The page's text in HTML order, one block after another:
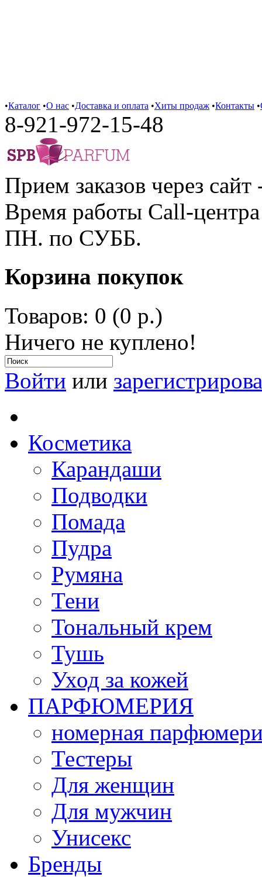
•Каталог •О нас •Доставка и оплата •Хиты продаж •Контакты •
8-921-972-15-48
Прием заказов через сайт
Время работы Call-
ПН. по СУББ.
Корзина покупок
Товаров: 0 (0 р.)
Ничего не куплено!
Войти или
Косметика
Карандаши
Подводки
Помада
Пудра
Румяна
Тени
Тональный крем
Тушь
Уход за кожей
ПАРФЮМЕРИЯ
номерная
Тестеры
Для женщин
Для мужчин
Унисекс
Бренды